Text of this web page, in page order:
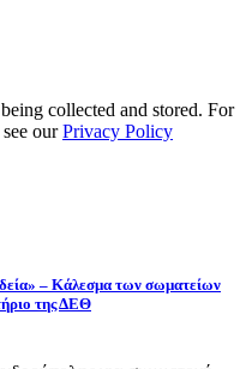
collected and stored. For
ourPrivacy Policy
– Κάλεσμα των σωματείων
της ΔΕΘ